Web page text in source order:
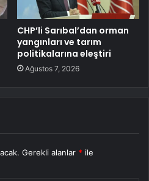
CHP’li Sarıbal’dan orman
yangınları ve tarım
politikalarına eleştiri
Ağustos 7, 2026
Gerekli alanlar * ile